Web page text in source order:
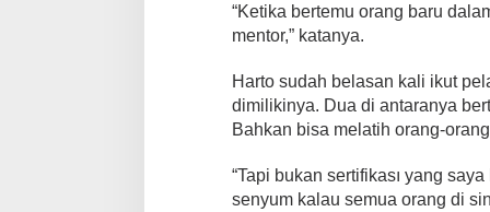
“Ketika bertemu orang baru
mentor,” katanya.
Harto sudah belasan kali ikut
dimilikinya. Dua di antaranya
Bahkan bisa melatih orang-
“Tapi bukan sertifikası yang
senyum kalau semua orang di